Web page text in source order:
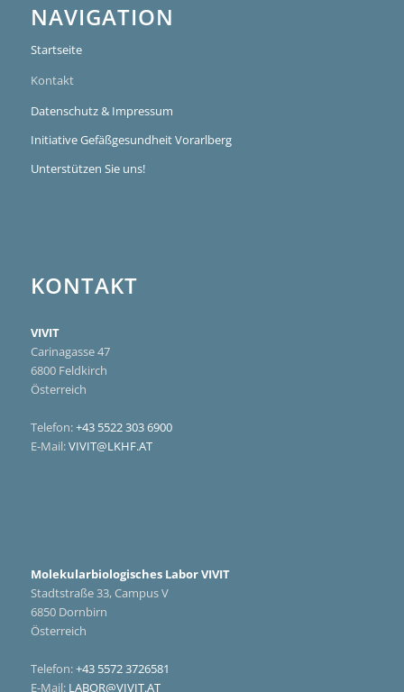
NAVIGATION
Startseite
Kontakt
Datenschutz & Impressum
Initiative Gefäßgesundheit Vorarlberg
Unterstützen Sie uns!
KONTAKT
VIVIT
Carinagasse 47
6800 Feldkirch
Österreich
Telefon:+43 5522 303 6900
E-Mail:VIVIT@LKHF.AT
Molekularbiologisches Labor VIVIT
Stadtstraße 33, Campus V
6850 Dornbirn
Österreich
Telefon:+43 5572 3726581
E-Mail: LABOR@VIVIT.AT